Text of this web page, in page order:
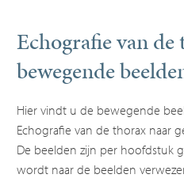
Echografie van de
bewegende
Hier vindt u de bewegende
Echografie van de thorax naar
De beelden zijn per hoofdstuk
wordt naar de beelden